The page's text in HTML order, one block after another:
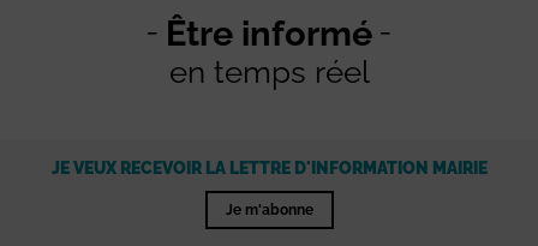
Être informé
en temps réel
JE VEUX RECEVOIR LA LETTRE D'INFORMATION MAIRIE
Je m'abonne